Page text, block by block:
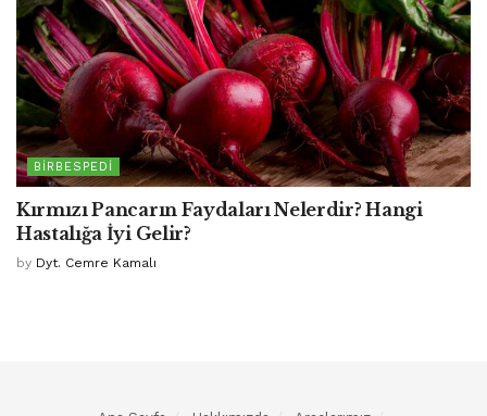
BIRBESPEDI
Kırmızı Pancarın Faydaları Nelerdir? Hangi
Hastalığa İyi Gelir?
by Dyt. Cemre Kamalı